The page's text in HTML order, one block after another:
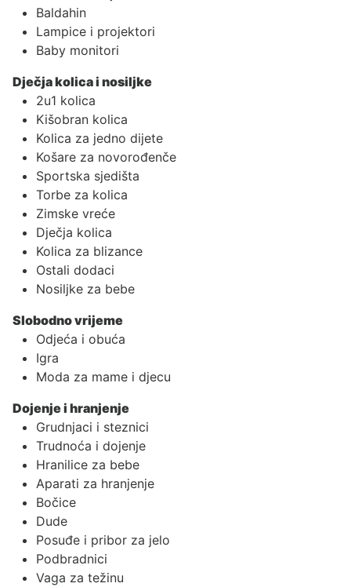
Baldahin
Lampice i projektori
Baby monitori
Dječja kolica i nosiljke
2u1 kolica
Kišobran kolica
Kolica za jedno dijete
Košare za novorođenče
Sportska sjedišta
Torbe za kolica
Zimske vreće
Dječja kolica
Kolica za blizance
Ostali dodaci
Nosiljke za bebe
Slobodno vrijeme
Odjeća i obuća
Igra
Moda za mame i djecu
Dojenje i hranjenje
Grudnjaci i steznici
Trudnoća i dojenje
Hranilice za bebe
Aparati za hranjenje
Bočice
Dude
Posuđe i pribor za jelo
Podbradnici
Vaga za težinu